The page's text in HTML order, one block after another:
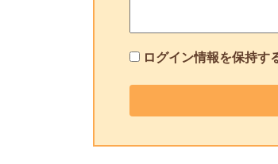
ログイン情報を保持す